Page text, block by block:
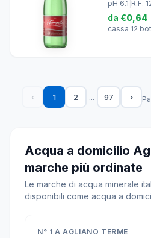
pH 6.1 R.F.
da €0,64
cassa 12
‹ 1 2 ... 97 ›
Acqua a domicilio
marche più ordinate
Le marche di acqua minerale
disponibili come acqua a
N° 1 A AGLIANO TERME